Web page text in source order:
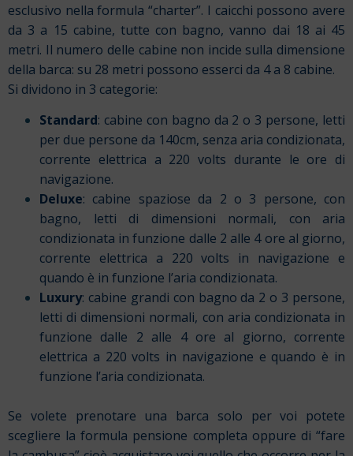
esclusivo nella formula “charter”. I caicchi possono avere
da 3 a 15 cabine, tutte con bagno, vanno dai 18 ai 45
metri. Il numero delle cabine non incide sulla dimensione
della barca: su 28 metri possono esserci da 4 a 8 cabine.
Si dividono in 3 categorie:
Standard: cabine con bagno da 2 o 3 persone, letti
per due persone da 140cm, senza aria condizionata,
corrente elettrica a 220 volts durante le ore di
navigazione.
Deluxe: cabine spaziose da 2 o 3 persone, con
bagno, letti di dimensioni normali, con aria
condizionata in funzione dalle 2 alle 4 ore al giorno,
corrente elettrica a 220 volts in navigazione e
quando è in funzione l’aria condizionata.
Luxury: cabine grandi con bagno da 2 o 3 persone,
letti di dimensioni normali, con aria condizionata in
funzione dalle 2 alle 4 ore al giorno, corrente
elettrica a 220 volts in navigazione e quando è in
funzione l’aria condizionata.
Se volete prenotare una barca solo per voi potete
scegliere la formula pensione completa oppure di “fare